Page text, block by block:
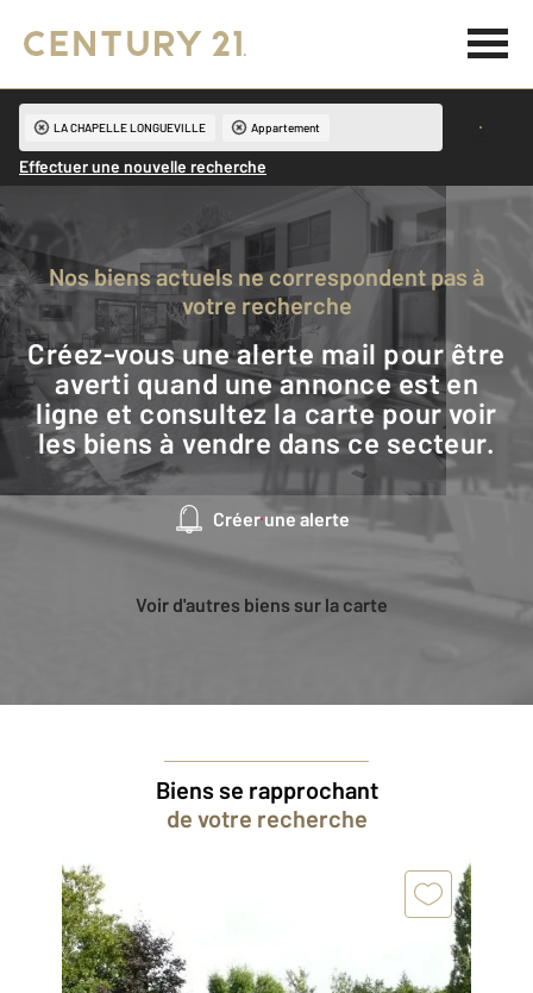
LA CHAPELLE LONGUEVILLE Appartement
Effectuer une nouvelle recherche
Nos biens actuels ne correspondent pas à
votre recherche
Créez-vous une alerte mail pour être
averti quand une annonce est en
ligne et consultez la carte pour voir
les biens à vendre dans ce secteur.
Créer une alerte
Voir d'autres biens sur la carte
Biens se rapprochant
de votre recherche